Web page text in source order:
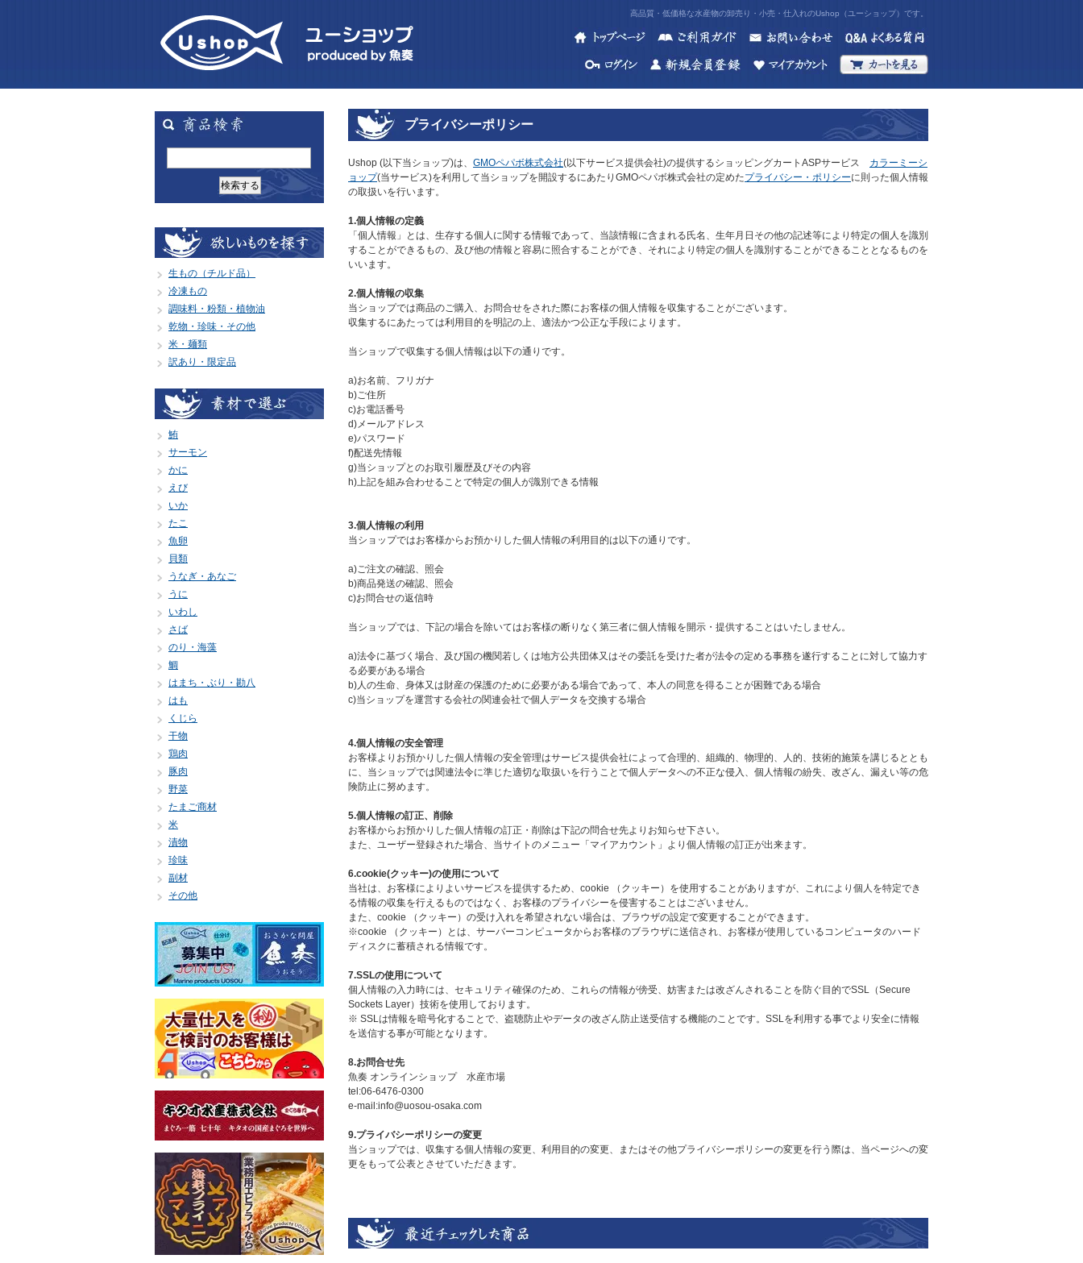
高品質・低価格な水産物の卸売り・小売・仕入れのUshop（ユーショップ）です。
生もの（チルド品）
冷凍もの
調味料・粉類・植物油
乾物・珍味・その他
米・麺類
訳あり・限定品
鮪
サーモン
かに
えび
いか
たこ
魚卵
貝類
うなぎ・あなご
うに
いわし
さば
のり・海藻
鯛
はまち・ぶり・勘八
はも
くじら
干物
鶏肉
豚肉
野菜
たまご商材
米
漬物
珍味
副材
その他
プライバシーポリシー
Ushop (以下当ショップ)は、 GMOペパボ株式会社(以下サービス提供会社)の提供するショッピングカートASPサービス カラーミーシ
ョップ(当サービス)を利用して当ショップを開設するにあたりGMOペパボ株式会社の定めたプライバシー・ポリシーに則った個人情報
の取扱いを行います。
1.個人情報の定義
「個人情報」とは、生存する個人に関する情報であって、当該情報に含まれる氏名、生年月日その他の記述等により特定の個人を識別
することができるもの、及び他の情報と容易に照合することができ、それにより特定の個人を識別することができることとなるものを
いいます。
2.個人情報の収集
当ショップでは商品のご購入、お問合せをされた際にお客様の個人情報を収集することがございます。
収集するにあたっては利用目的を明記の上、適法かつ公正な手段によります。
当ショップで収集する個人情報は以下の通りです。
a)お名前、フリガナ
b)ご住所
c)お電話番号
d)メールアドレス
e)パスワード
f)配送先情報
g)当ショップとのお取引履歴及びその内容
h)上記を組み合わせることで特定の個人が識別できる情報
3.個人情報の利用
当ショップではお客様からお預かりした個人情報の利用目的は以下の通りです。
a)ご注文の確認、照会
b)商品発送の確認、照会
c)お問合せの返信時
当ショップでは、下記の場合を除いてはお客様の断りなく第三者に個人情報を開示・提供することはいたしません。
a)法令に基づく場合、及び国の機関若しくは地方公共団体又はその委託を受けた者が法令の定める事務を遂行することに対して協力す
る必要がある場合
b)人の生命、身体又は財産の保護のために必要がある場合であって、本人の同意を得ることが困難である場合
c)当ショップを運営する会社の関連会社で個人データを交換する場合
4.個人情報の安全管理
お客様よりお預かりした個人情報の安全管理はサービス提供会社によって合理的、組織的、物理的、人的、技術的施策を講じるととも
に、当ショップでは関連法令に準じた適切な取扱いを行うことで個人データへの不正な侵入、個人情報の紛失、改ざん、漏えい等の危
険防止に努めます。
5.個人情報の訂正、削除
お客様からお預かりした個人情報の訂正・削除は下記の問合せ先よりお知らせ下さい。
また、ユーザー登録された場合、当サイトのメニュー「マイアカウント」より個人情報の訂正が出来ます。
6.cookie(クッキー)の使用について
当社は、お客様によりよいサービスを提供するため、cookie （クッキー）を使用することがありますが、これにより個人を特定でき
る情報の収集を行えるものではなく、お客様のプライバシーを侵害することはございません。
また、cookie （クッキー）の受け入れを希望されない場合は、ブラウザの設定で変更することができます。
※cookie （クッキー）とは、サーバーコンピュータからお客様のブラウザに送信され、お客様が使用しているコンピュータのハード
ディスクに蓄積される情報です。
7.SSLの使用について
個人情報の入力時には、セキュリティ確保のため、これらの情報が傍受、妨害または改ざんされることを防ぐ目的でSSL（Secure
Sockets Layer）技術を使用しております。
※ SSLは情報を暗号化することで、盗聴防止やデータの改ざん防止送受信する機能のことです。SSLを利用する事でより安全に情報
を送信する事が可能となります。
8.お問合せ先
魚奏 オンラインショップ 水産市場
tel:06-6476-0300
e-mail:info@uosou-osaka.com
9.プライバシーポリシーの変更
当ショップでは、収集する個人情報の変更、利用目的の変更、またはその他プライバシーポリシーの変更を行う際は、当ページへの変
更をもって公表とさせていただきます。